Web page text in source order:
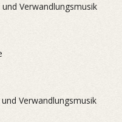
Verwandlungsmusik
Verwandlungsmusik